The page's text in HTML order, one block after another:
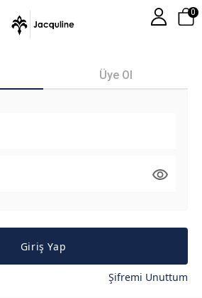
0
Üye Ol
Giriş Yap
Şifremi Unuttum